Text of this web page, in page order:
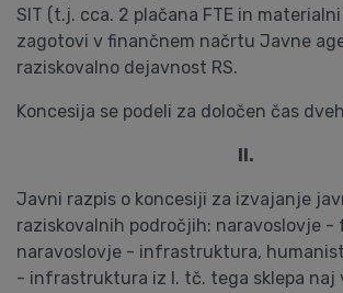
SIT (t.j. cca. 2 plačana FTE in
zagotovi v finančnem načrtu Javne
raziskovalno dejavnost RS.
Koncesija se podeli za določen čas
II.
Javni razpis o koncesiji za izvajanje
raziskovalnih področjih: naravoslovje -
naravoslovje - infrastruktura,
- infrastruktura iz I. tč. tega sklepa naj